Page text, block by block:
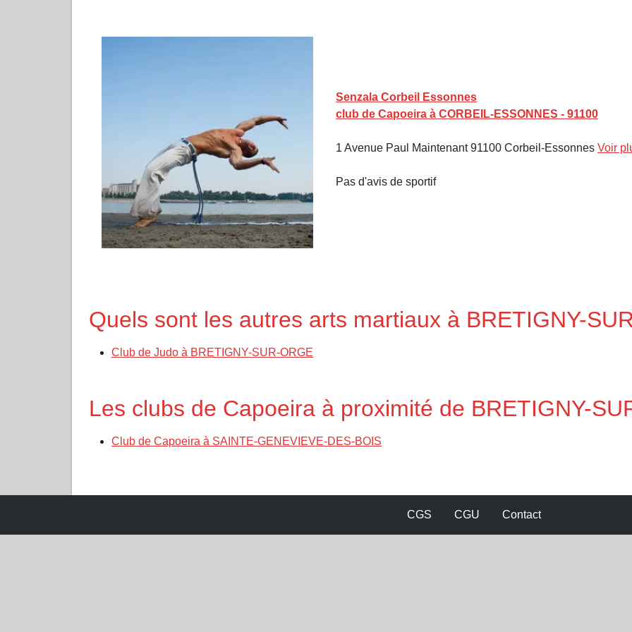
Senzala Corbeil Essonnes
club de Capoeira à CORBEIL-ESSONNES - 91100
1 Avenue Paul Maintenant 91100 Corbeil-Essonnes Voir
Pas d'avis de sportif
Quels sont les autres arts martiaux à BRETIGNY-
Club de Judo à BRETIGNY-SUR-ORGE
Les clubs de Capoeira à proximité de BRETIGNY-
Club de Capoeira à SAINTE-GENEVIEVE-DES-BOIS
CGS CGU Contact